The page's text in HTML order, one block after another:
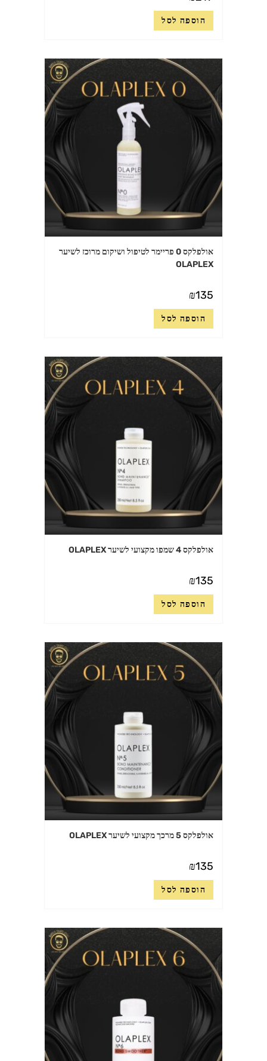
הוספה לסל
אולפלקס 0 פריימר לטיפול ושיקום מרוכז לשיער
OLAPLEX
₪135
הוספה לסל
אולפלקס 4 שמפו מקצועי לשיער OLAPLEX
₪135
הוספה לסל
אולפלקס 5 מרכך מקצועי לשיער OLAPLEX
₪135
הוספה לסל